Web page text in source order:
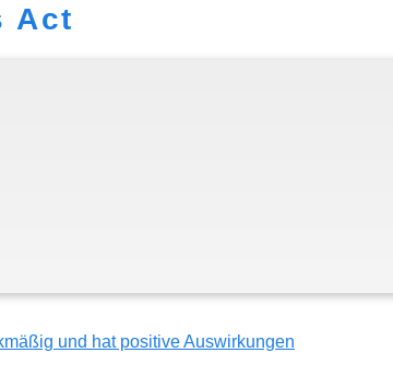
Act
und hat positive Auswirkungen